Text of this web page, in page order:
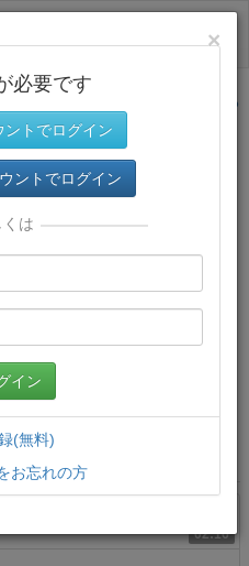
サイトトップに戻る
02:16
×
必要です
ントでログイン
ントでログイン
くは
イン
(無料)
お忘れの方